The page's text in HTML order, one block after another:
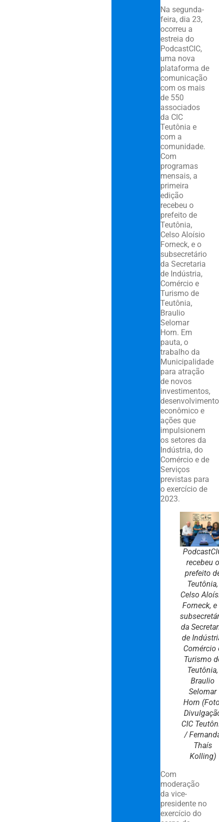
Na segunda-
feira, dia 23,
ocorreu a
estreia do
PodcastCIC,
uma nova
plataforma de
comunicação
com os mais
de 550
associados
da CIC
Teutônia e
com a
comunidade.
Com
programas
mensais, a
primeira
edição
recebeu o
prefeito de
Teutônia,
Celso Aloísio
Forneck, e o
subsecretário
da Secretaria
de Indústria,
Comércio e
Turismo de
Teutônia,
Braulio
Selomar
Horn. Em
pauta, o
trabalho da
Municipalidade
para atração
de novos
investimentos,
desenvolvimento
econômico e
ações que
impulsionem
os setores da
Indústria, do
Comércio e de
Serviços
previstas para
o exercício de
2023.
recebeu o
prefeito
Teutônia,
Celso
Forneck, e
da
de
Comércio
Turismo
Teutônia,
Braulio
Selomar
Horn
CIC
/
Thaís
Kolling)
Com
moderação
da vice-
presidente no
exercício do